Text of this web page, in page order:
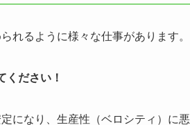
れるように様々な仕事があります。
ください！
になり、生産性（ベロシティ）に悪